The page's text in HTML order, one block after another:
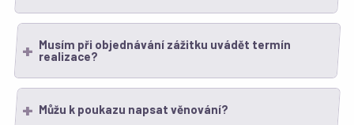
Musím při objednávání zážitku uvádět termín
realizace?
Můžu k poukazu napsat věnování?